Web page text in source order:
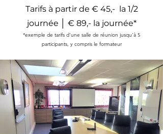
Tarifs à partir de € 45,- la 1/2
journée │ € 89,- la journée*
*exemple de tarifs d'une salle de réunion jusqu'à 5
participants, y compris le formateur